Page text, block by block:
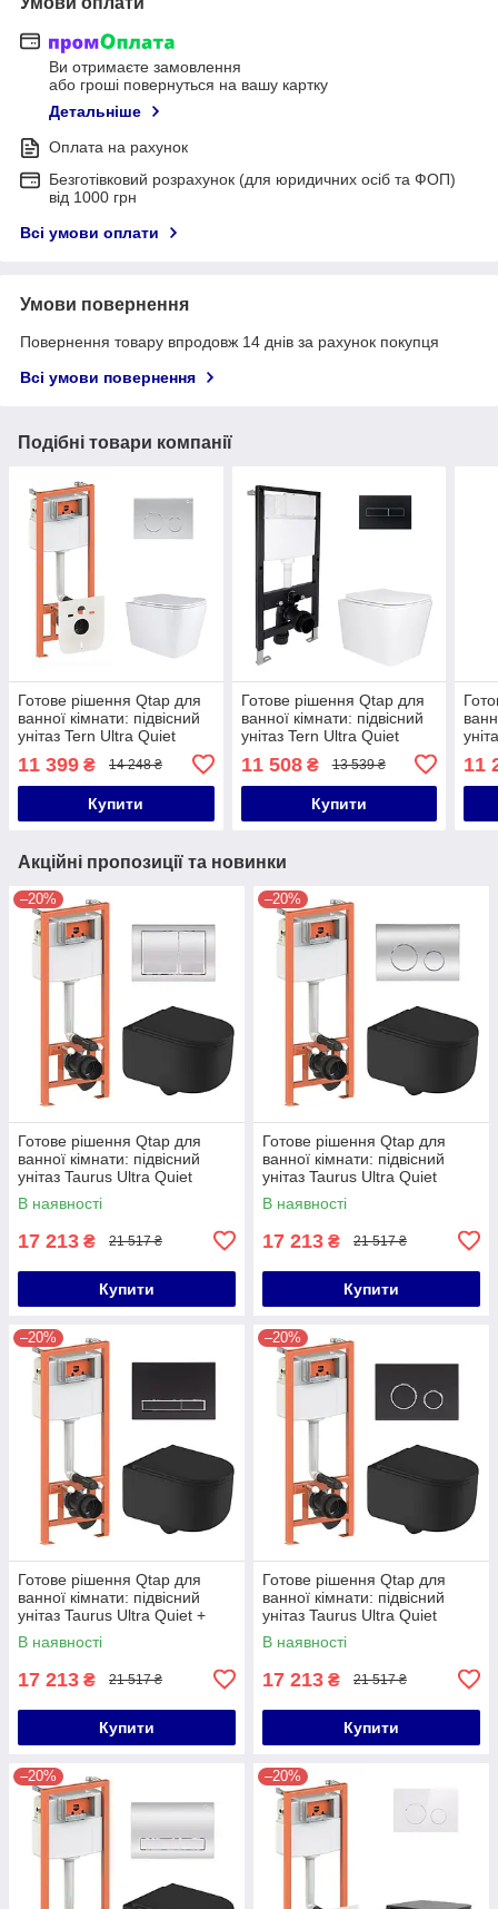
Ви отримаєте замовлення
або гроші повернуться на вашу картку
Детальніше
Оплата на рахунок
Безготівковий розрахунок (для юридичних осіб та ФОП)
від 1000 грн
Всі умови оплати
Умови повернення
Повернення товару впродовж 14 днів за рахунок покупця
Всі умови повернення
Подібні товари компанії
Готове рішення Qtap для
ванної кімнати: підвісний
унітаз Tern Ultra Quiet
525x345x360 + комплект
інсталяції Nest 4 в 1
(кругла
11 399 ₴ 14 248 ₴
Купити
Готове рішення Qtap для
ванної кімнати: підвісний
унітаз Tern Ultra Quiet
525x345x360 + комплект
інсталяції Standard
(лінійна
11 508₴ 13 539 ₴
Купити
11
Акційні пропозиції та новинки
–20%
Готове рішення Qtap для
ванної кімнати: підвісний
унітаз Taurus Ultra Quiet
490x360x380 + комплект
інсталяції Nest 4 в 1
В наявності
17 213 ₴ 21 517 ₴
Купити
–20%
Готове рішення Qtap для
ванної кімнати: підвісний
унітаз Taurus Ultra Quiet
490x360x380 + комплект
інсталяції Nest 4 в 1 (кругла
В наявності
17 213 ₴ 21 517 ₴
Купити
–20%
Готове рішення Qtap для
ванної кімнати: підвісний
унітаз Taurus Ultra Quiet +
комплект інсталяції Nest 4 в 1
(лінійна клавіша Matt
В наявності
17 213 ₴ 21 517 ₴
Купити
–20%
Готове рішення Qtap для
ванної кімнати: підвісний
унітаз Taurus Ultra Quiet
490x360x380 + комплект
інсталяції Nest 4 в 1 (кругла
В наявності
17 213 ₴ 21 517 ₴
Купити
–20% –20%